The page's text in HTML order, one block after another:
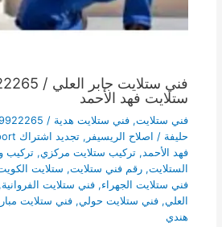
ستلايت فهد الأحمد
فني ستلايت,
حليفة / اصلاح الريسيفر , تجديد اشتراك bein sport
فهد الأحمد , تركيب ستلايت مركزي, تركيب
الستلايت, رقم فني ستلايت, ستلايت
فني ستلايت الجهراء, فني ستلايت الفروانية,
العلي, فني ستلايت حولي, فني ستلايت
هندي